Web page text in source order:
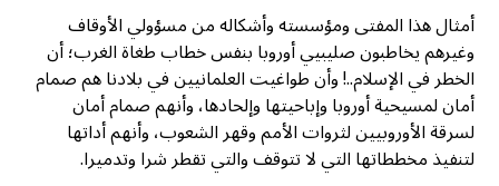
أمثال هذا المفتى ومؤسسته وأشكاله من مسؤولي الأوقاف
وغيرهم يخاطبون صليبيي أوروبا بنفس خطاب طغاة الغرب؛ أن
الخطر في الإسلام..! وأن طواغيت العلمانيين في بلادنا هم صمام
أمان لمسيحية أوروبا وإباحيتها وإلحادها، وأنهم صمام أمان
لسرقة الأوروبيين لثروات الأمم وقهر الشعوب، وأنهم أداتها
لتنفيذ مخططاتها التي لا تتوقف والتي تقطر شرا وتدميرا.